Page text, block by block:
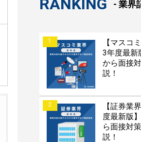
RANKING - 業界
1
【マスコ
3年度最新
から面接
説！
2
【証券業
度最新版
ら面接対
説！